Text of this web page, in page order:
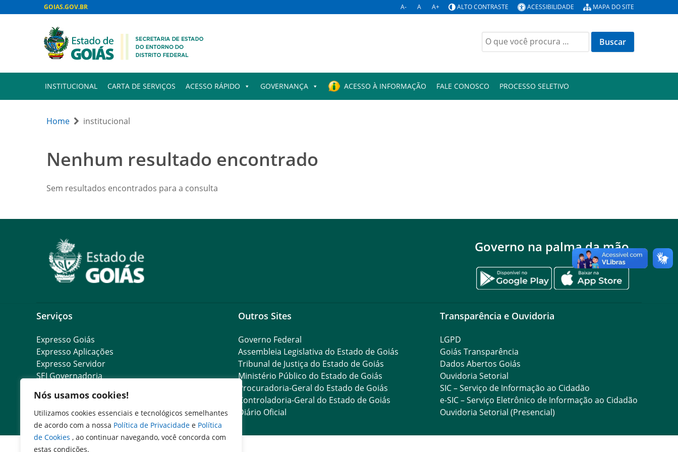
Nós usamos cookies!
Utilizamos cookies essenciais e tecnológicos semelhantes
de acordo com a nossa Política de Privacidade e Política
de Cookies , ao continuar navegando, você concorda com
estas condições.
GOIAS.GOV.BR A- A A+ ALTO CONTRASTE ACESSIBILIDADE MAPA DO SITE
Buscar
por:
INSTITUCIONAL CARTA DE SERVIÇOS ACESSO RÁPIDO GOVERNANÇA ACESSO À INFORMAÇÃO FALE CONOSCO PROCESSO SELETIVO
Home institucional
Nenhum resultado encontrado
Sem resultados encontrados para a consulta
Governo na palma da mão
Serviços
Expresso Goiás
Expresso Aplicações
Expresso Servidor
SEI Governadoria
Escola de Governo
Agenda de Autoridades
Outros Sites
Governo Federal
Assembleia Legislativa do Estado de Goiás
Tribunal de Justiça do Estado de Goiás
Ministério Público do Estado de Goiás
Procuradoria-Geral do Estado de Goiás
Controladoria-Geral do Estado de Goiás
Diário Oficial
Transparência e Ouvidoria
LGPD
Goiás Transparência
Dados Abertos Goiás
Ouvidoria Setorial
SIC – Serviço de Informação ao Cidadão
e-SIC – Serviço Eletrônico de Informação ao Cidadão
Ouvidoria Setorial (Presencial)